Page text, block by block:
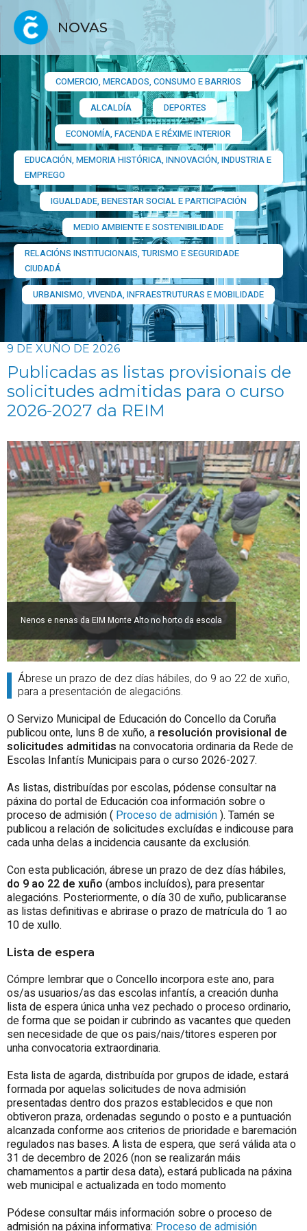
NOVAS
COMERCIO, MERCADOS, CONSUMO E BARRIOS​
ALCALDÍA
DEPORTES
ECONOMÍA, FACENDA E RÉXIME INTERIOR
EDUCACIÓN, MEMORIA HISTÓRICA, INNOVACIÓN, INDUSTRIA E
EMPREGO
IGUALDADE, BENESTAR SOCIAL E PARTICIPACIÓN
MEDIO AMBIENTE E SOSTENIBILIDADE
RELACIÓNS INSTITUCIONAIS, TURISMO E SEGURIDADE
CIUDADÁ
URBANISMO, VIVENDA, INFRAESTRUTURAS E MOBILIDADE
9 DE XUÑO DE 2026
Publicadas as listas provisionais de
solicitudes admitidas para o curso
2026-2027 da REIM
Nenos e nenas da EIM Monte Alto no horto da escola
Ábrese un prazo de dez días hábiles, do 9 ao 22 de xuño,
para a presentación de alegacións.
O Servizo Municipal de Educación do Concello da Coruña
publicou onte, luns 8 de xuño, a resolución provisional de
solicitudes admitidas na convocatoria ordinaria da Rede de
Escolas Infantís Municipais para o curso 2026-2027.
As listas, distribuídas por escolas, pódense consultar na
páxina do portal de Educación coa información sobre o
proceso de admisión ( Proceso de admisión). Tamén se
publicou a relación de solicitudes excluídas e indicouse para
cada unha delas a incidencia causante da exclusión.
Con esta publicación, ábrese un prazo de dez días hábiles,
do 9 ao 22 de xuño (ambos incluídos), para presentar
alegacións. Posteriormente, o día 30 de xuño, publicaranse
as listas definitivas e abrirase o prazo de matrícula do 1 ao
10 de xullo.
Lista de espera
Cómpre lembrar que o Concello incorpora este ano, para
os/as usuarios/as das escolas infantís, a creación dunha
lista de espera única unha vez pechado o proceso ordinario,
de forma que se poidan ir cubrindo as vacantes que queden
sen necesidade de que os pais/nais/titores esperen por
unha convocatoria extraordinaria.
Esta lista de agarda, distribuída por grupos de idade, estará
formada por aquelas solicitudes de nova admisión
presentadas dentro dos prazos establecidos e que non
obtiveron praza, ordenadas segundo o posto e a puntuación
alcanzada conforme aos criterios de prioridade e baremación
regulados nas bases. A lista de espera, que será válida ata o
31 de decembro de 2026 (non se realizarán máis
chamamentos a partir desa data), estará publicada na páxina
web municipal e actualizada en todo momento
Pódese consultar máis información sobre o proceso de
admisión na páxina informativa: Proceso de admisión